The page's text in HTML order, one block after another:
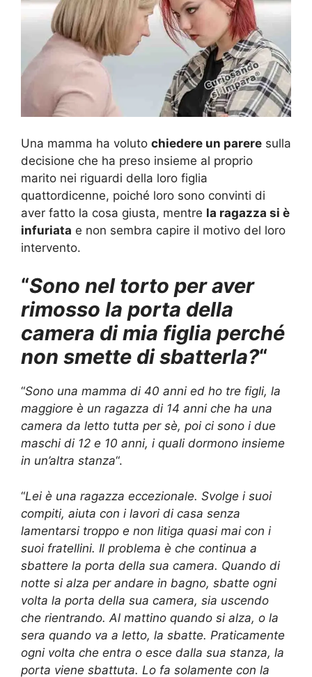
Una mamma ha voluto chiedere un parere sulla
decisione che ha preso insieme al proprio
marito nei riguardi della loro figlia
quattordicenne, poiché loro sono convinti di
aver fatto la cosa giusta, mentre la ragazza si è
infuriata e non sembra capire il motivo del loro
intervento.
“Sono nel torto per aver
rimosso la porta della
camera di mia figlia perché
non smette di sbatterla?“
“Sono una mamma di 40 anni ed ho tre figli, la
maggiore è un ragazza di 14 anni che ha una
camera da letto tutta per sè, poi ci sono i due
maschi di 12 e 10 anni, i quali dormono insieme
in un’altra stanza“.
“Lei è una ragazza eccezionale. Svolge i suoi
compiti, aiuta con i lavori di casa senza
lamentarsi troppo e non litiga quasi mai con i
suoi fratellini. Il problema è che continua a
sbattere la porta della sua camera. Quando di
notte si alza per andare in bagno, sbatte ogni
volta la porta della sua camera, sia uscendo
che rientrando. Al mattino quando si alza, o la
sera quando va a letto, la sbatte. Praticamente
ogni volta che entra o esce dalla sua stanza, la
porta viene sbattuta. Lo fa solamente con la